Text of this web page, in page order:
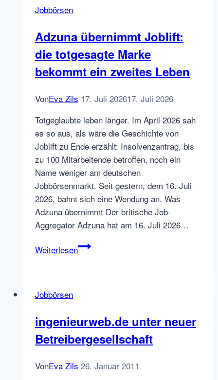
Jobbörsen
Adzuna übernimmt Joblift:
die totgesagte Marke
bekommt ein zweites Leben
VonEva Zils 17. Juli 202617. Juli 2026
Totgeglaubte leben länger. Im April 2026 sah
es so aus, als wäre die Geschichte von
Joblift zu Ende erzählt: Insolvenzantrag, bis
zu 100 Mitarbeitende betroffen, noch ein
Name weniger am deutschen
Jobbörsenmarkt. Seit gestern, dem 16. Juli
2026, bahnt sich eine Wendung an. Was
Adzuna übernimmt Der britische Job-
Aggregator Adzuna hat am 16. Juli 2026…
WeiterlesenAdzuna
bekommt
ein
Leben
Jobbörsen
ingenieurweb.de unter neuer
Betreibergesellschaft
VonEva Zils 26. Januar 2011